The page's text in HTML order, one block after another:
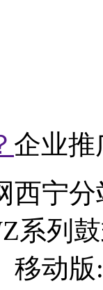
企业推
西宁
系列
移动版: